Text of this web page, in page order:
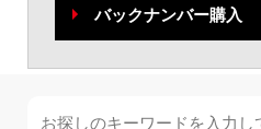
バックナンバー購入